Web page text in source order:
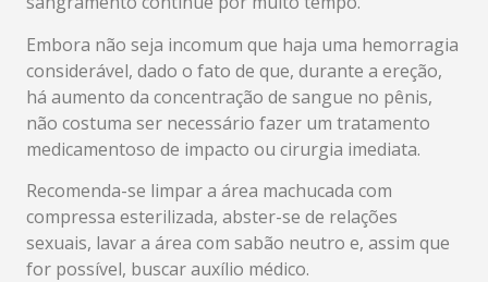
Embora não seja incomum que haja uma hemorragia
considerável, dado o fato de que, durante a ereção,
há aumento da concentração de sangue no pênis,
não costuma ser necessário fazer um tratamento
medicamentoso de impacto ou cirurgia imediata.
Recomenda-se limpar a área machucada com
compressa esterilizada, abster-se de relações
sexuais, lavar a área com sabão neutro e, assim que
for possível, buscar auxílio médico.